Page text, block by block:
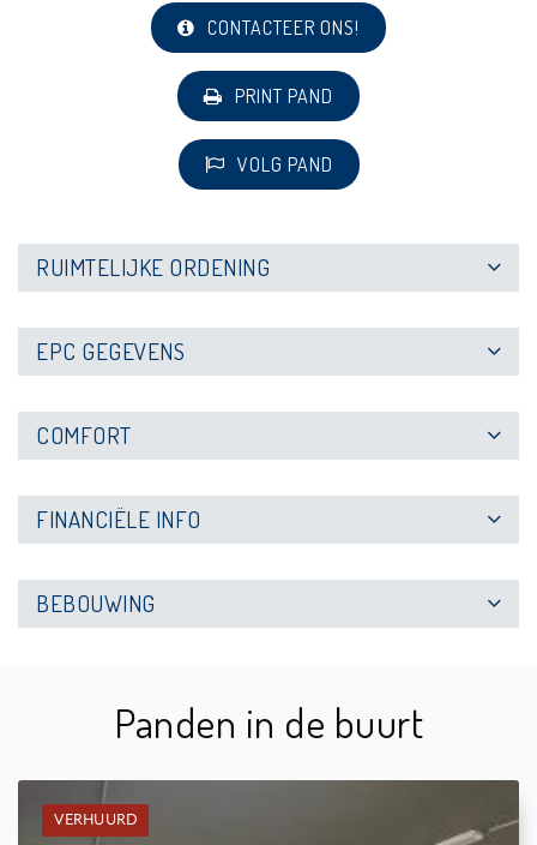
CONTACTEER ONS!
PRINT PAND
VOLG PAND
RUIMTELIJKE ORDENING
EPC GEGEVENS
COMFORT
FINANCIËLE INFO
BEBOUWING
Panden in de buurt
VERHUURD